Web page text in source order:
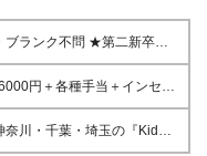
ランク不問 ★第二新卒歓
に自信がある方 ◎英語を
キャリアパスで将来の夢
円＋各種手当＋インセン
あり（評価による） ※経
します。 ※固定残業代な
川・千葉・埼玉の『Kids
■東京 台東区／